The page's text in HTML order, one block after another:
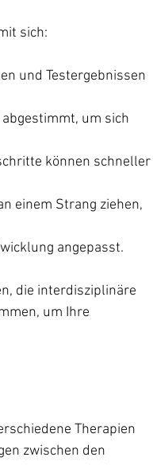
sich:
und Testergebnissen
um sich
können schneller
einem Strang ziehen,
angepasst.
die interdisziplinäre
um Ihre
Therapien
zwischen den